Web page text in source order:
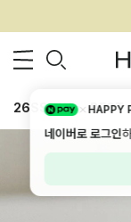
26SS 신상 BEST
HAPPY
네이버로 로그인